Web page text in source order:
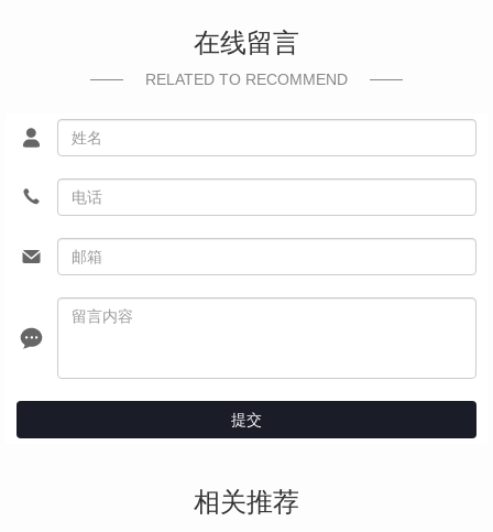
在线留言
RELATED TO RECOMMEND
提交
相关推荐